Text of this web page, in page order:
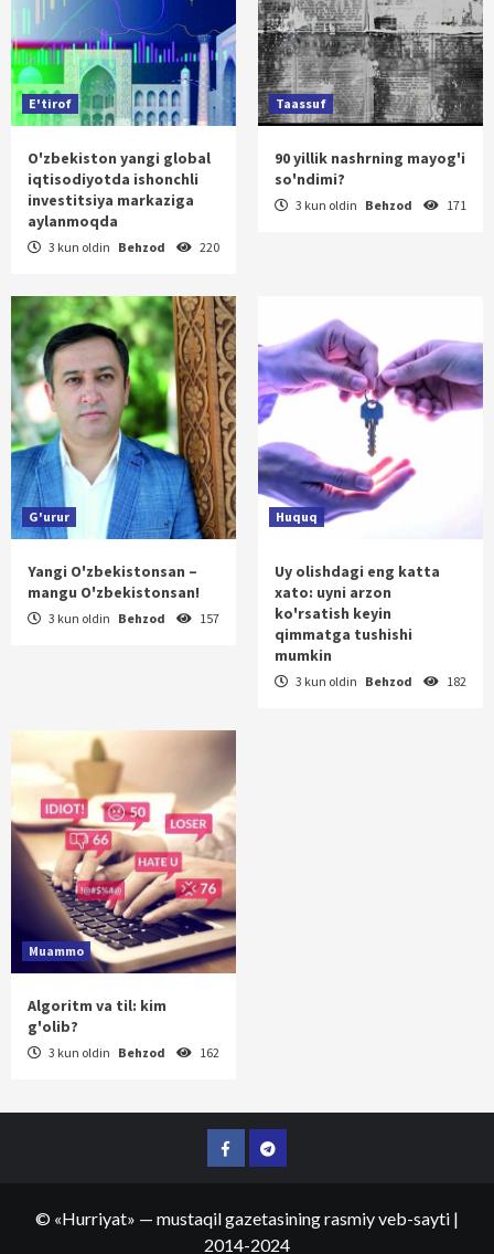
E'tirof
O'zbekiston yangi global
iqtisodiyotda ishonchli
investitsiya markaziga
aylanmoqda
3 kun oldin Behzod 220
Taassuf
90 yillik nashrning mayog'i
so'ndimi?
3 kun oldin Behzod 171
G'urur
Yangi O'zbekistonsan –
mangu O'zbekistonsan!
3 kun oldin Behzod 157
Huquq
Uy olishdagi eng katta
xato: uyni arzon
ko'rsatish keyin
qimmatga tushishi
mumkin
3 kun oldin Behzod 182
Muammo
Algoritm va til: kim
g'olib?
3 kun oldin Behzod 162
FacebookTelegram
© «Hurriyat» — mustaqil gazetasining rasmiy veb-sayti |
2014-2024